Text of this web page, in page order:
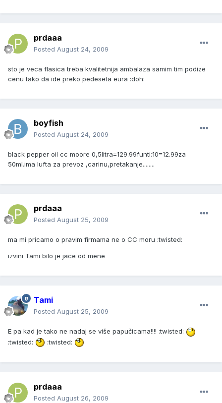
prdaaa
Posted August 24, 2009
sto je veca flasica treba kvalitetnija ambalaza samim tim podize
cenu tako da ide preko pedeseta eura :doh:
boyfish
Posted August 24, 2009
black pepper oil cc moore 0,5litra=129.99funti:10=12.99za
50ml.ima lufta za prevoz ,carinu,pretakanje........
prdaaa
Posted August 25, 2009
ma mi pricamo o pravim firmama ne o CC moru :twisted:
izvini Tami bilo je jace od mene
Tami
Posted August 25, 2009
E pa kad je tako ne nadaj se više papučicama!!!! :twisted:
:twisted:
:twisted:
prdaaa
Posted August 26, 2009